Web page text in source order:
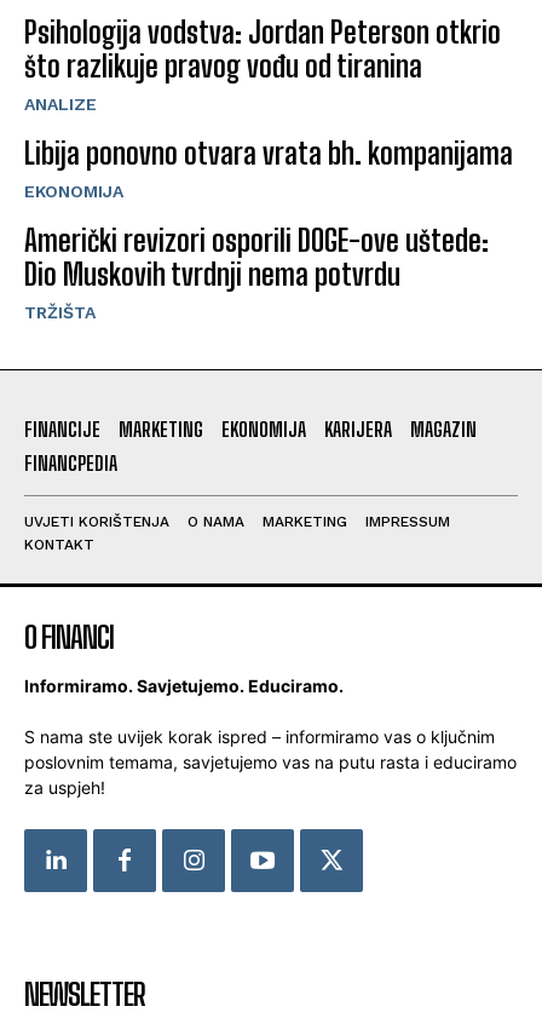
Psihologija vodstva: Jordan Peterson otkrio
što razlikuje pravog vođu od tiranina
ANALIZE
Libija ponovno otvara vrata bh. kompanijama
EKONOMIJA
Američki revizori osporili DOGE-ove uštede:
Dio Muskovih tvrdnji nema potvrdu
TRŽIŠTA
FINANCIJE MARKETING EKONOMIJA KARIJERA
MAGAZIN
FINANCPEDIA
UVJETI KORIŠTENJA O NAMA MARKETING
IMPRESSUM
KONTAKT
O FINANCI
Informiramo. Savjetujemo. Educiramo.
S nama ste uvijek korak ispred – informiramo vas o ključnim
poslovnim temama, savjetujemo vas na putu rasta i educiramo
za uspjeh!
NEWSLETTER